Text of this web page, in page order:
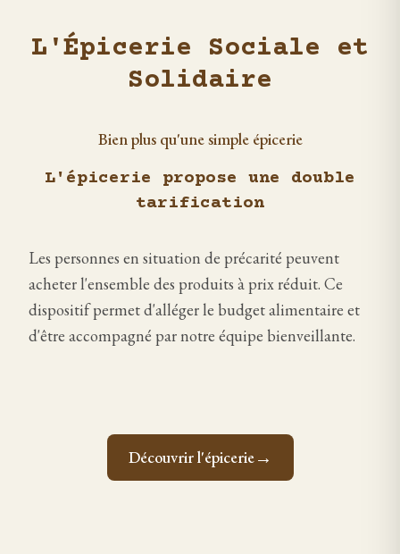
L'Épicerie Sociale et
Solidaire
Bien plus qu'une simple épicerie
L'épicerie propose une double
tarification
Les personnes en situation de précarité peuvent
acheter l'ensemble des produits à prix réduit. Ce
dispositif permet d'alléger le budget alimentaire et
d'être accompagné par notre équipe bienveillante.
Découvrir l'épicerie→